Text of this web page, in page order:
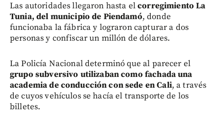
Las autoridades llegaron hasta elcorregimiento La
Tunia, del municipio de Piendamó, donde
funcionaba la fábrica y lograron capturar a dos
personas y confiscar un millón de dólares.
La Policía Nacional determinó que al parecer el
grupo subversivo utilizaban como fachada una
academia de conducción con sede en Cali, a través
de cuyos vehículos se hacía el transporte de los
billetes.